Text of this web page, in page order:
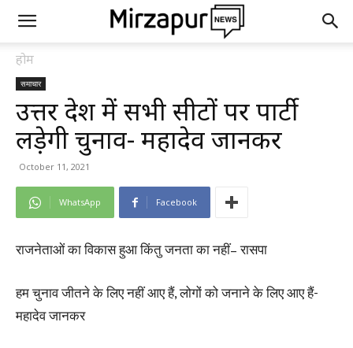
होम
समाचार
उत्तर प्रदेश में सभी सीटों पर पार्टी
लड़ेगी चुनाव- महादेव जानकर
October 11, 2021
WhatsApp Facebook
राजनेताओं का विकास हुआ किंतु जनता का नहीं– रासपा
हम चुनाव जीतने के लिए नहीं आए हैं, लोगों को जनाने के लिए आए हैं-
महादेव जानकर